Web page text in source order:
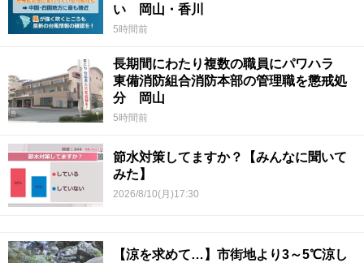
い 岡山・香川
5時間前
長期間にわたり複数の職員にパワハラ
東備消防組合消防本部の管理職を懲戒処
分 岡山
5時間前
節水対策してますか？【みんなに聞いて
みた】
2026/8/10(月)17:30
【涼を求めて…】市街地より3～5℃涼し